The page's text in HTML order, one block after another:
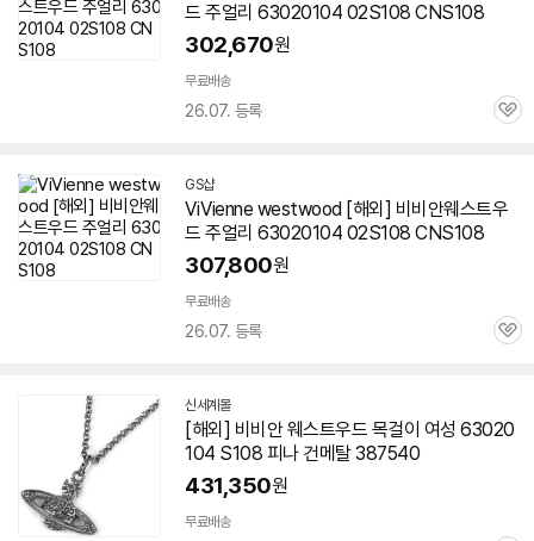
드 주얼리 63020104 02S108 CNS108
302,670원
무료배송
26.07. 등록
관
GS샵
ViVienne westwood [해외] 비비안웨스트우
드 주얼리 63020104 02S108 CNS108
307,800원
무료배송
26.07. 등록
관
신세계몰
[해외] 비비안 웨스트우드 목걸이 여성 63020
104 S108 피나 건메탈 387540
431,350원
무료배송